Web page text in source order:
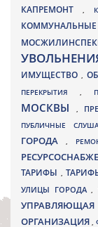
КАПРЕМОНТ ,
ИМУЩЕСТВО ,
ПЕРЕКРЫТИЯ ,
МОСКВЫ
,
ПУБЛИЧНЫЕ
ГОРОДА
,
ТАРИФЫ ,
УЛИЦЫ ГОРОДА ,
ОРГАНИЗАЦИЯ,